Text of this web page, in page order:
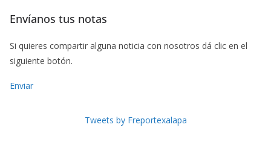
Envíanos tus notas
Si quieres compartir alguna noticia con nosotros dá clic en el
siguiente botón.
Enviar
Tweets by Freportexalapa